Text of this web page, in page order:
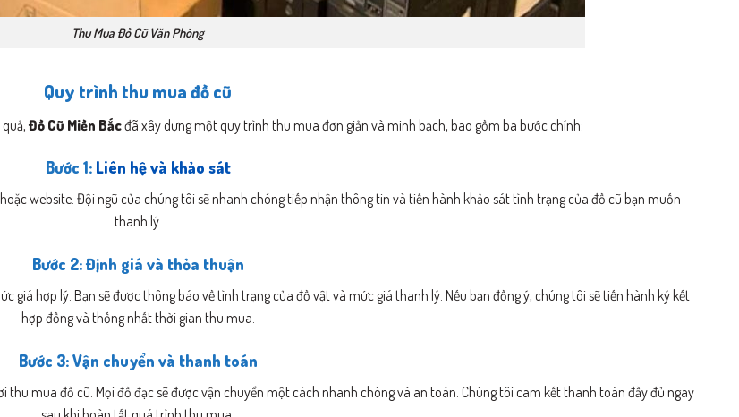
Thu Mua Đồ Cũ Văn Phòng
Quy trình thu mua đồ cũ
Đồ Cũ Miền Bắcđã xây dựng một quy trình thu mua đơn giản và minh bạch, bao gồm ba bước chính:
Bước 1: Liên hệ và khảo sát
website. Đội ngũ của chúng tôi sẽ nhanh chóng tiếp nhận thông tin và tiến hành khảo sát tình trạng của đồ cũ bạn muốn
thanh lý.
Bước 2: Định giá và thỏa thuận
giá hợp lý. Bạn sẽ được thông báo về tình trạng của đồ vật và mức giá thanh lý. Nếu bạn đồng ý, chúng tôi sẽ tiến hành ký kết
hợp đồng và thống nhất thời gian thu mua.
Bước 3: Vận chuyển và thanh toán
thu mua đồ cũ. Mọi đồ đạc sẽ được vận chuyển một cách nhanh chóng và an toàn. Chúng tôi cam kết thanh toán đầy đủ ngay